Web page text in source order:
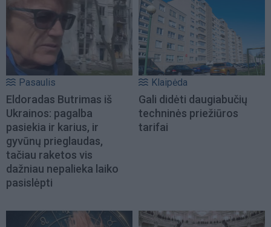
Pasaulis
Eldoradas Butrimas iš
Ukrainos: pagalba
pasiekia ir karius, ir
gyvūnų prieglaudas,
tačiau raketos vis
dažniau nepalieka laiko
pasislėpti
Klaipėda
Gali didėti daugiabučių
techninės priežiūros
tarifai